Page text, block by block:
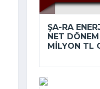
ŞA-RA
NET
MILYON TL